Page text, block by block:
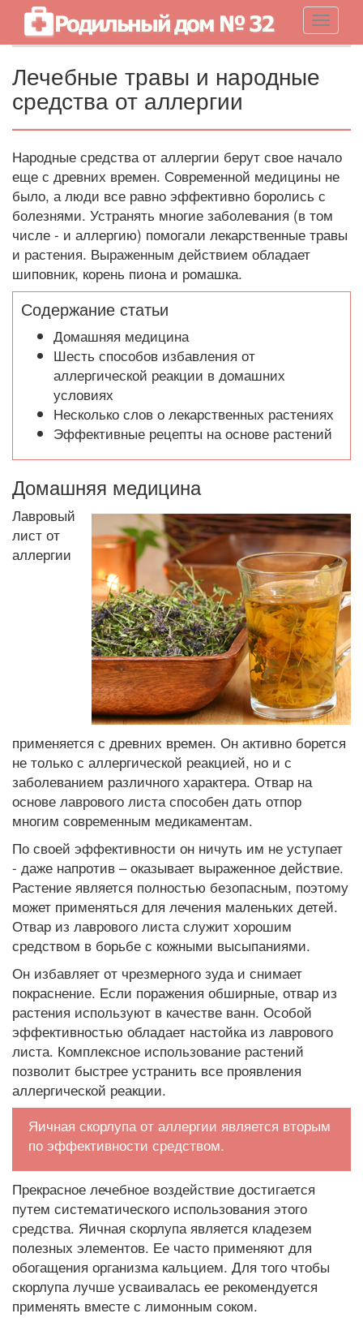
Лечебные травы и народные
средства от аллергии
Народные средства от аллергии берут свое начало
еще с древних времен. Современной медицины не
было, а люди все равно эффективно боролись с
болезнями. Устранять многие заболевания (в том
числе - и аллергию) помогали лекарственные травы
и растения. Выраженным действием обладает
шиповник, корень пиона и ромашка.
Содержание статьи
Домашняя медицина
Шесть способов избавления от
аллергической реакции в домашних
условиях
Несколько слов о лекарственных растениях
Эффективные рецепты на основе растений
Домашняя медицина
Лавровый
лист от
аллергии
применяется с древних времен. Он активно борется
не только с аллергической реакцией, но и с
заболеванием различного характера. Отвар на
основе лаврового листа способен дать отпор
многим современным медикаментам.
По своей эффективности он ничуть им не уступает
- даже напротив – оказывает выраженное действие.
Растение является полностью безопасным, поэтому
может применяться для лечения маленьких детей.
Отвар из лаврового листа служит хорошим
средством в борьбе с кожными высыпаниями.
Он избавляет от чрезмерного зуда и снимает
покраснение. Если поражения обширные, отвар из
растения используют в качестве ванн. Особой
эффективностью обладает настойка из лаврового
листа. Комплексное использование растений
позволит быстрее устранить все проявления
аллергической реакции.
Яичная скорлупа от аллергии является вторым
по эффективности средством.
Прекрасное лечебное воздействие достигается
путем систематического использования этого
средства. Яичная скорлупа является кладезем
полезных элементов. Ее часто применяют для
обогащения организма кальцием. Для того чтобы
скорлупа лучше усваивалась ее рекомендуется
применять вместе с лимонным соком.